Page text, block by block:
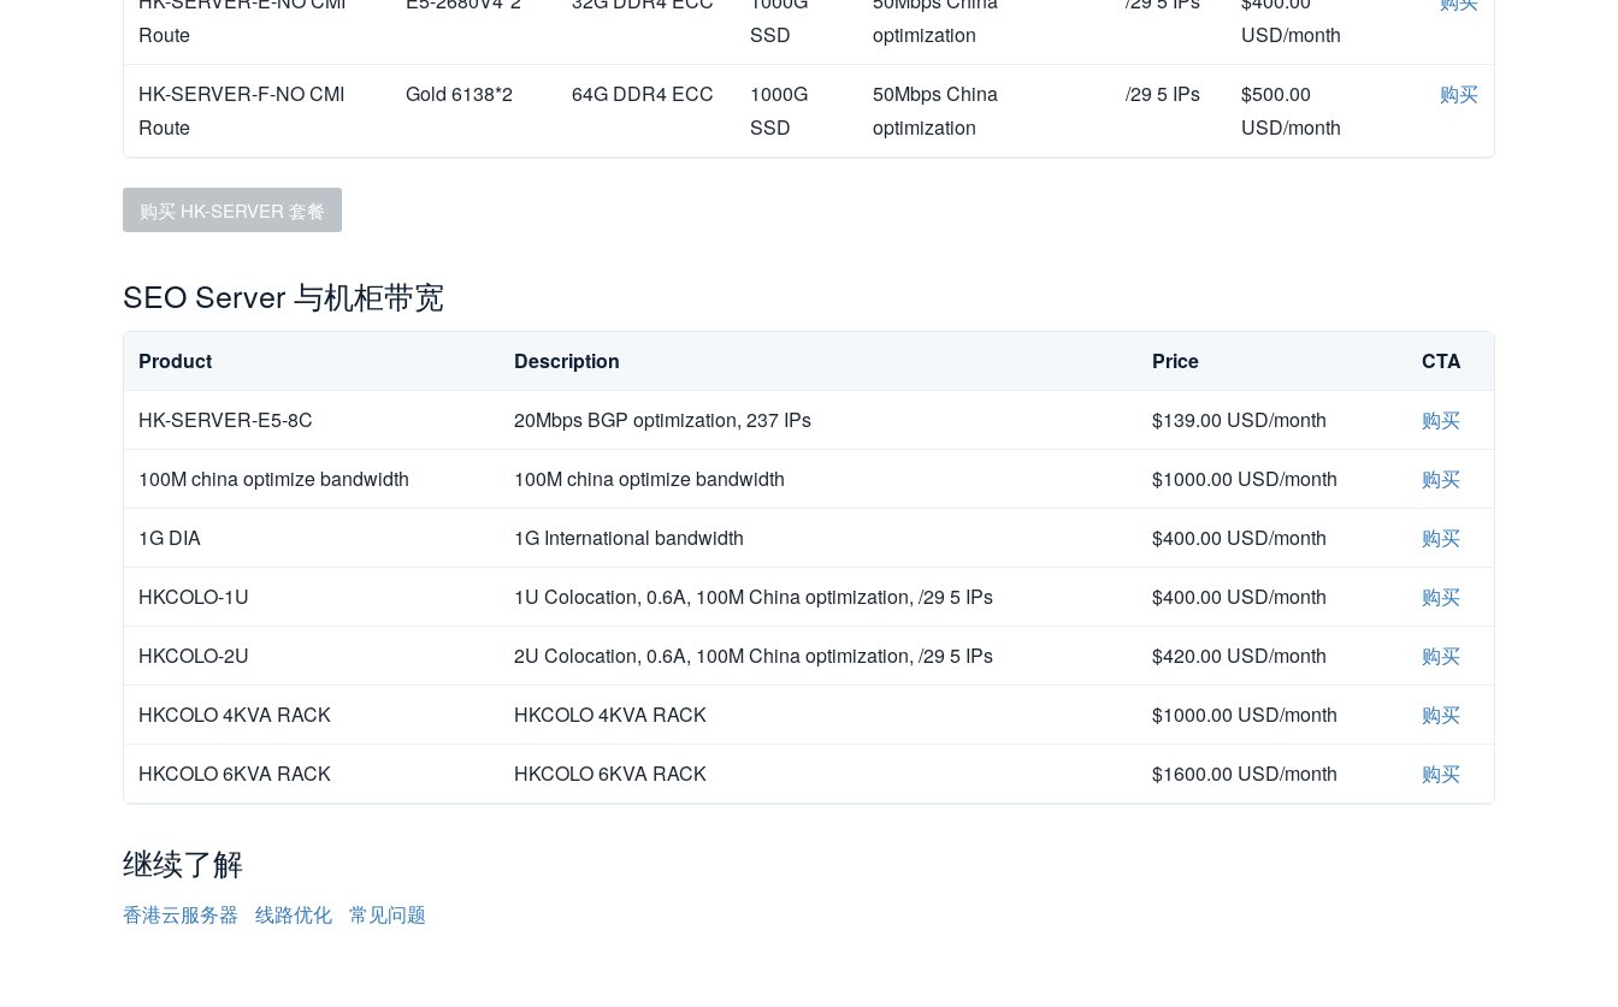
Route
SSD
optimization
USD/month
HK-SERVER-F-NO CMI
Route
Gold 6138*2 64G DDR4 ECC
1000G
SSD
50Mbps China
optimization
/29 5 IPs
$500.00
USD/month
购买
购买 HK-SERVER 套餐
SEO Server 与机柜带宽
Product Description Price CTA
HK-SERVER-E5-8C 20Mbps BGP optimization, 237 IPs $139.00 USD/month 购买
100M china optimize bandwidth 100M china optimize bandwidth $1000.00 USD/month 购买
1G DIA 1G International bandwidth $400.00 USD/month 购买
HKCOLO-1U 1U Colocation, 0.6A, 100M China optimization, /29 5 IPs $400.00 USD/month 购买
HKCOLO-2U 2U Colocation, 0.6A, 100M China optimization, /29 5 IPs $420.00 USD/month 购买
HKCOLO 4KVA RACK HKCOLO 4KVA RACK $1000.00 USD/month 购买
HKCOLO 6KVA RACK HKCOLO 6KVA RACK $1600.00 USD/month 购买
继续了解
香港云服务器 线路优化 常见问题